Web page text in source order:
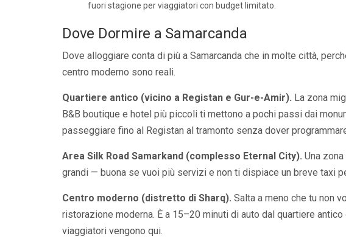
fuori stagione per viaggiatori con budget limitato.
Dove Dormire a Samarcanda
Dove alloggiare conta di più a Samarcanda che in molte città,
centro moderno sono reali.
Quartiere antico (vicino a Registan e Gur-e-Amir). La zona
B&B boutique e hotel più piccoli ti mettono a pochi passi dai
passeggiare fino al Registan al tramonto senza dover
Area Silk Road Samarkand (complesso Eternal City). Una
grandi — buona se vuoi più servizi e non ti dispiace un breve taxi
Centro moderno (distretto di Sharq). Salta a meno che tu non
ristorazione moderna. È a 15–20 minuti di auto dal quartiere
viaggiatori vengono qui.